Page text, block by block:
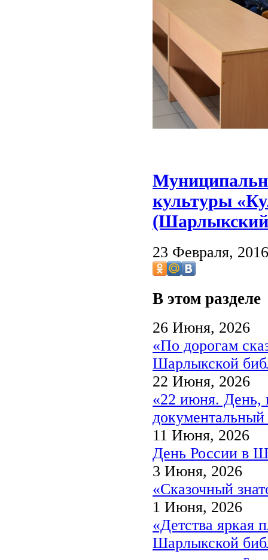
культуры
23 Февраля,
В этом разделе
26 Июня, 2026
«По дорогам
Шарлыкской
22 Июня, 2026
«22 июня. День,
документальный
11 Июня, 2026
День России в
3 Июня, 2026
«Сказочный
1 Июня, 2026
«Детства яркая
Шарлыкской